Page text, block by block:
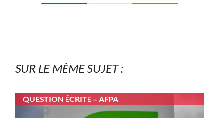
SUR LE MÊME SUJET :
QUESTION ÉCRITE – AFPA